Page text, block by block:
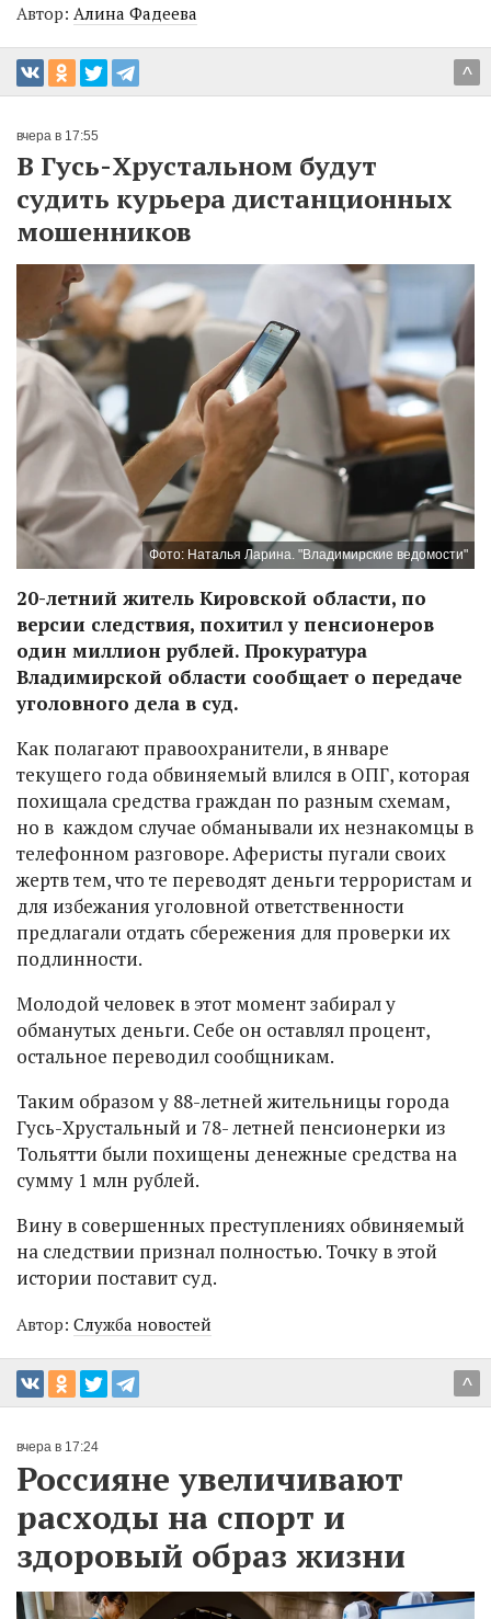
Автор: Алина Фадеева
^
вчера в 17:55
В Гусь-Хрустальном будут
судить курьера дистанционных
мошенников
Фото: Наталья Ларина. "Владимирские ведомости"
20-летний житель Кировской области, по
версии следствия, похитил у пенсионеров
один миллион рублей. Прокуратура
Владимирской области сообщает о передаче
уголовного дела в суд.
Как полагают правоохранители, в январе
текущего года обвиняемый влился в ОПГ, которая
похищала средства граждан по разным схемам,
но в каждом случае обманывали их незнакомцы в
телефонном разговоре. Аферисты пугали своих
жертв тем, что те переводят деньги террористам и
для избежания уголовной ответственности
предлагали отдать сбережения для проверки их
подлинности.
Молодой человек в этот момент забирал у
обманутых деньги. Себе он оставлял процент,
остальное переводил сообщникам.
Таким образом у 88-летней жительницы города
Гусь-Хрустальный и 78- летней пенсионерки из
Тольятти были похищены денежные средства на
сумму 1 млн рублей.
Вину в совершенных преступлениях обвиняемый
на следствии признал полностью. Точку в этой
истории поставит суд.
Автор: Служба новостей
^
вчера в 17:24
Россияне увеличивают
расходы на спорт и
здоровый образ жизни